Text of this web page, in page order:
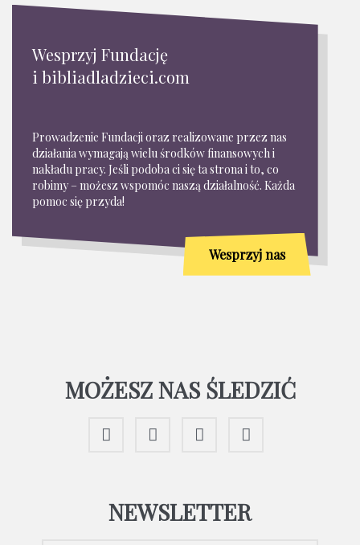
Wesprzyj Fundację
i bibliadladzieci.com
Prowadzenie Fundacji oraz realizowane przez nas
działania wymagają wielu środków finansowych i
nakładu pracy. Jeśli podoba ci się ta strona i to, co
robimy – możesz wspomóc naszą działalność. Każda
pomoc się przyda!
Wesprzyj nas
MOŻESZ NAS ŚLEDZIĆ
NEWSLETTER